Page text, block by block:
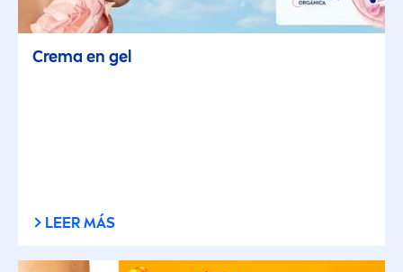
Crema en gel
LEER MÁS